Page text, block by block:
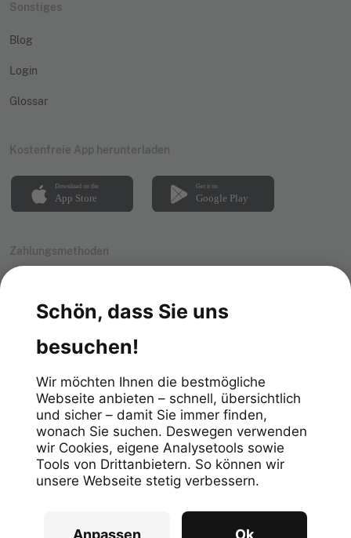
Sonstiges
Blog
Login
Glossar
Kostenfreie App herunterladen
Zahlungsmethoden
Impressum
Datenschutz
Allgemeine Geschäftsbedingungen
Meldekanal
Datenschutzhinweis Meldekanal